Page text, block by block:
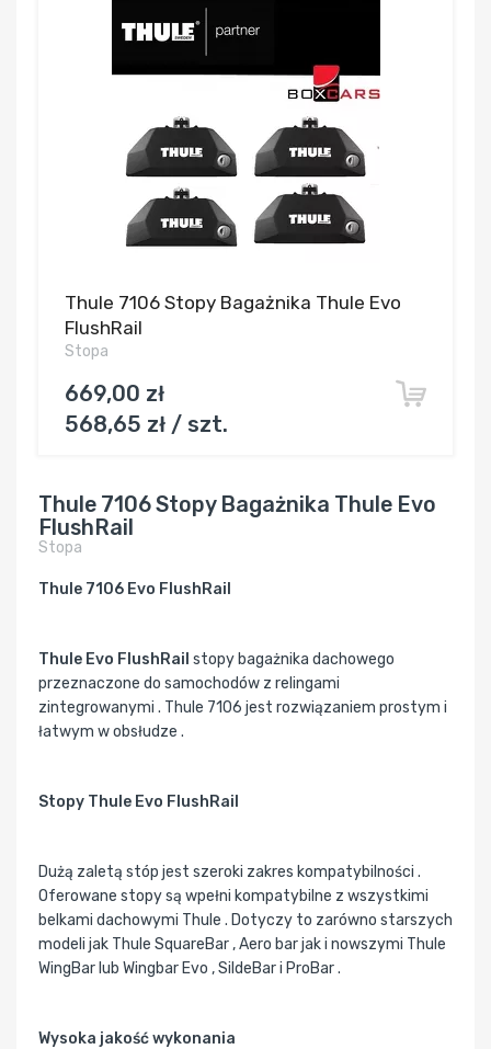
Thule 7106 Stopy Bagażnika Thule Evo
FlushRail
Stopa
669,00 zł
568,65 zł / szt.
Thule 7106 Stopy Bagażnika Thule Evo
FlushRail
Stopa
Thule 7106 Evo FlushRail
Thule Evo FlushRail stopy bagażnika dachowego
przeznaczone do samochodów z relingami
zintegrowanymi . Thule 7106 jest rozwiązaniem prostym i
łatwym w obsłudze .
Stopy Thule Evo FlushRail
Dużą zaletą stóp jest szeroki zakres kompatybilności .
Oferowane stopy są wpełni kompatybilne z wszystkimi
belkami dachowymi Thule . Dotyczy to zarówno starszych
modeli jak Thule SquareBar , Aero bar jak i nowszymi Thule
WingBar lub Wingbar Evo , SildeBar i ProBar .
Wysoka jakość wykonania